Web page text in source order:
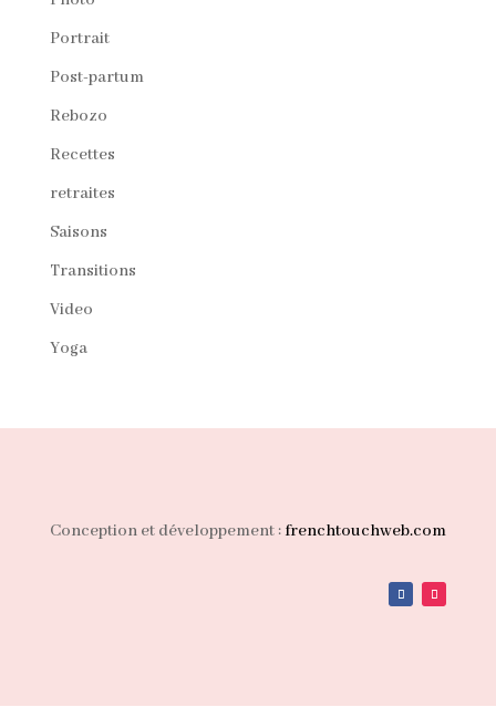
Portrait
Post-partum
Rebozo
Recettes
retraites
Saisons
Transitions
Video
Yoga
Conception et développement : frenchtouchweb.com